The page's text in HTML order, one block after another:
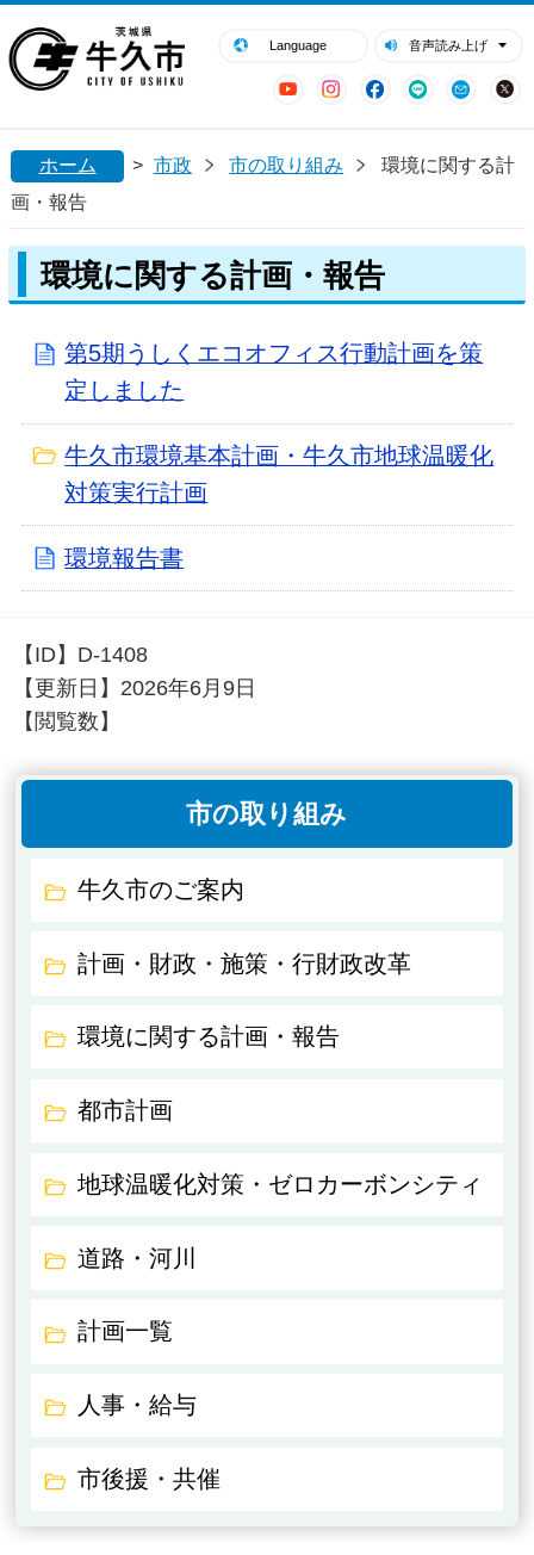
Language 音声読み上げ
YouTubeInstagram
Facebook
LINE Mail
閉じる
ホーム > 市政 市の取り組み
環境に関する計
画・報告
環境に関する計画・報告
第5期うしくエコオフィス行動計画を策
定しました
牛久市環境基本計画・牛久市地球温暖化
対策実行計画
環境報告書
【ID】 D-1408
【更新日】 2026年6月9日
【閲覧数】
市の取り組み
牛久市のご案内
計画・財政・施策・行財政改革
環境に関する計画・報告
都市計画
地球温暖化対策・ゼロカーボンシティ
道路・河川
計画一覧
人事・給与
市後援・共催